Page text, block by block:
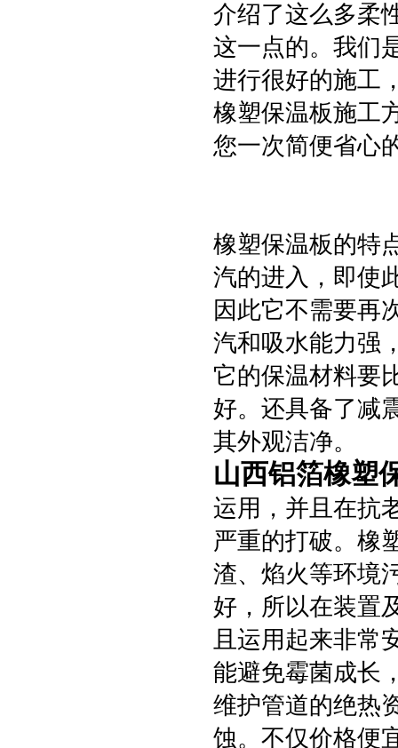
介绍了这么多柔
这一点的。我们
进行很好的施工
橡塑保温板施工
您一次简便省心
橡塑保温板的特
汽的进入，即使
因此它不需要再
汽和吸水能力强
它的保温材料要
好。还具备了减
其外观洁净。
山西铝箔橡塑
运用，并且在抗
严重的打破。橡
渣、焰火等环境
好，所以在装置
且运用起来非常
能避免霉菌成长
维护管道的绝热
蚀。不仅价格便